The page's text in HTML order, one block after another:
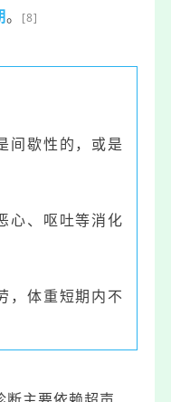
。 [8]
间歇性的，或是
心、呕吐等消化
，体重短期内不